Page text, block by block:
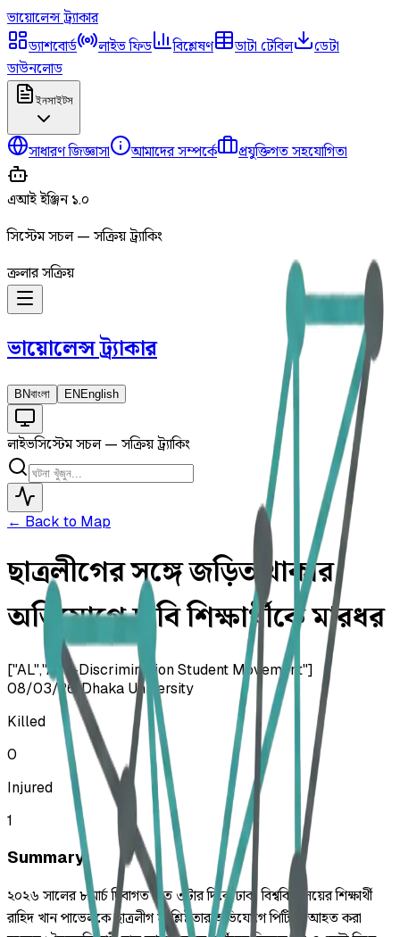
ভায়োলেন্সট্র্যাকার
ড্যাশবোর্ড
লাইভ ফিড বিশ্লেষণ ডাটা টেবিল
ডেটা
ডাউনলোড
ইনসাইটস
সাধারণ জিজ্ঞাসা আমাদের সম্পর্কে প্রযুক্তিগত সহযোগিতা
এআই ইঞ্জিন ১.০
সিস্টেম সচল — সক্রিয় ট্র্যাকিং
ক্রলার সক্রিয়
ভায়োলেন্সট্র্যাকার
BNবাংলা EN English
লাইভসিস্টেম সচল — সক্রিয় ট্র্যাকিং
← Back to Map
ছাত্রলীগের সঙ্গে জড়িত থাকার
অভিযোগে ঢাবি শিক্ষার্থীকে মারধর
["AL","Anti-Discrimination Student Movement"]
08/03/26 •Dhaka University
Killed
0
Injured
1
Summary
২০২৬ সালের ৮ মার্চ দিবাগত রাত ৩টার দিকে ঢাকা বিশ্ববিদ্যালয়ের শিক্ষার্থী
রাহিদ খান পাভেলকে ছাত্রলীগ সংশ্লিষ্টতার অভিযোগে পিটিয়ে আহত করা